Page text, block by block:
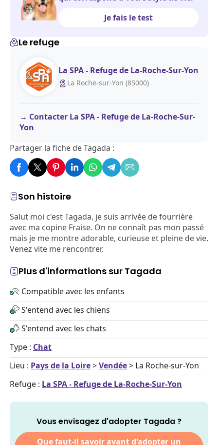
Son histoire
Salut moi c'est Tagada, je suis arrivée de fourrière
avec ma copine Fraise. On ne connaît pas mon passé
mais je me montre adorable, curieuse et pleine de vie.
Venez vite me rencontrer.
Plus d'informations sur Tagada
Compatible avec les enfants
S'entend avec les chiens
S'entend avec les chats
Type : Chat
Lieu : Pays de la Loire>Vendée> La Roche-sur-Yon
Refuge : La SPA - Refuge de La-Roche-Sur-Yon
Vous envisagez d'adopter Tagada ?
Que faut-il savoir avant d'adopter un
Je fais le test
Le refuge
La SPA - Refuge de La-Roche-Sur-Yon
La Roche-sur-Yon (85000)
Contacter La SPA - Refuge de La-Roche-Sur-
Yon
Partager la fiche de Tagada :